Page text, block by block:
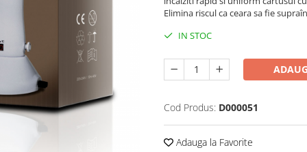
Elimina riscul ca ceara sa fie
IN STOC
Cod Produs: D000051
Adauga la Favorite